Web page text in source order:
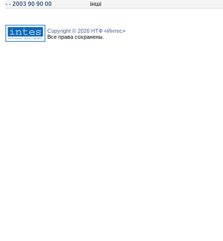
- - 2003 90 90 00
iншi
Copyright © 2026 НТФ «Интес»
Все права сохранены.